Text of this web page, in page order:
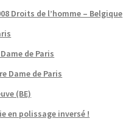
Droits de l’homme – Belgique
de Paris
Dame de Paris
(BE)
en polissage inversé !